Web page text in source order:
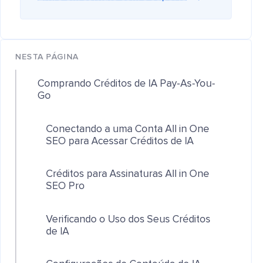
NESTA PÁGINA
Comprando Créditos de IA Pay-As-You-
Go
Conectando a uma Conta All in One
SEO para Acessar Créditos de IA
Créditos para Assinaturas All in One
SEO Pro
Verificando o Uso dos Seus Créditos
de IA